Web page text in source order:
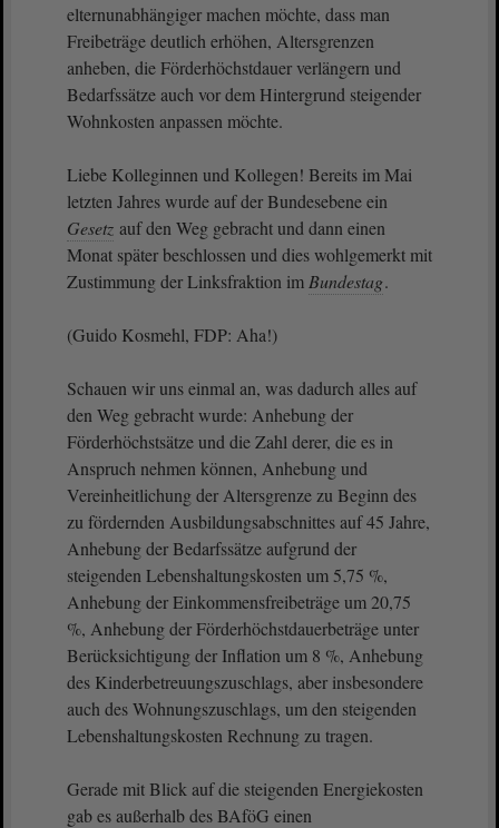
elternunabhängiger machen möchte, dass man
Freibeträge deutlich erhöhen, Altersgrenzen
anheben, die Förderhöchstdauer verlängern und
Bedarfssätze auch vor dem Hintergrund steigender
Wohnkosten anpassen möchte.
Liebe Kolleginnen und Kollegen! Bereits im Mai
letzten Jahres wurde auf der Bundesebene ein
Gesetz auf den Weg gebracht und dann einen
Monat später beschlossen und dies wohlgemerkt mit
Zustimmung der Linksfraktion im Bundestag.
(Guido Kosmehl, FDP: Aha!)
Schauen wir uns einmal an, was dadurch alles auf
den Weg gebracht wurde: Anhebung der
Förderhöchstsätze und die Zahl derer, die es in
Anspruch nehmen können, Anhebung und
Vereinheitlichung der Altersgrenze zu Beginn des
zu fördernden Ausbildungsabschnittes auf 45 Jahre,
Anhebung der Bedarfssätze aufgrund der
steigenden Lebenshaltungskosten um 5,75 %,
Anhebung der Einkommensfreibeträge um 20,75
%, Anhebung der Förderhöchstdauerbeträge unter
Berücksichtigung der Inflation um 8 %, Anhebung
des Kinderbetreuungszuschlags, aber insbesondere
auch des Wohnungszuschlags, um den steigenden
Lebenshaltungskosten Rechnung zu tragen.
Gerade mit Blick auf die steigenden Energiekosten
gab es außerhalb des BAföG einen